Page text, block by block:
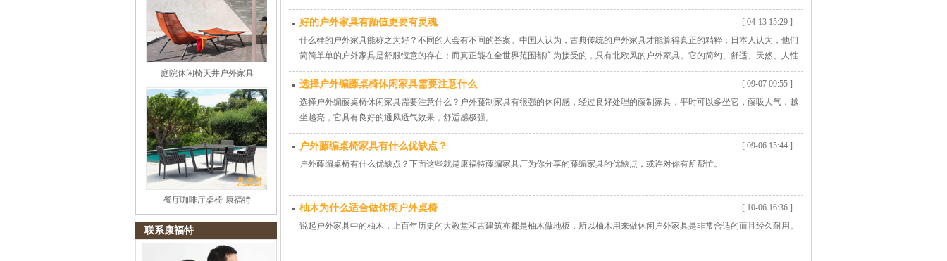
庭院休闲椅天井户外家具
餐厅咖啡厅桌椅-康福特
联系康福特
如何选择合适的户外家具座椅呢，请跟随归简小编一起来了解下吧。
[ 04-13 15:29 ]
好的户外家具有颜值更要有灵魂
什么样的户外家具能称之为好？不同的人会有不同的答案。中国人认为，古典传统的户外家具才能算得真正的精粹；日本人认为，他们
简简单单的户外家具是舒服惬意的存在；而真正能在全世界范围都广为接受的，只有北欧风的户外家具。它的简约、舒适、天然、人性
化，代表着一种生活态度：把复杂的生活尽量简化！而这，也正是人们在当下各种复杂压力下渴望得到的。
[ 09-07 09:55 ]
选择户外编藤桌椅休闲家具需要注意什么
选择户外编藤桌椅休闲家具需要注意什么？户外藤制家具有很强的休闲感，经过良好处理的藤制家具，平时可以多坐它，藤吸人气，越
坐越亮，它具有良好的通风透气效果，舒适感极强。
[ 09-06 15:44 ]
户外藤编桌椅家具有什么优缺点？
户外藤编桌椅有什么优缺点？下面这些就是康福特藤编家具厂为你分享的藤编家具的优缺点，或许对你有所帮忙。
[ 10-06 16:36 ]
柚木为什么适合做休闲户外桌椅
说起户外家具中的柚木，上百年历史的大教堂和古建筑亦都是柚木做地板，所以柚木用来做休闲户外家具是非常合适的而且经久耐用。